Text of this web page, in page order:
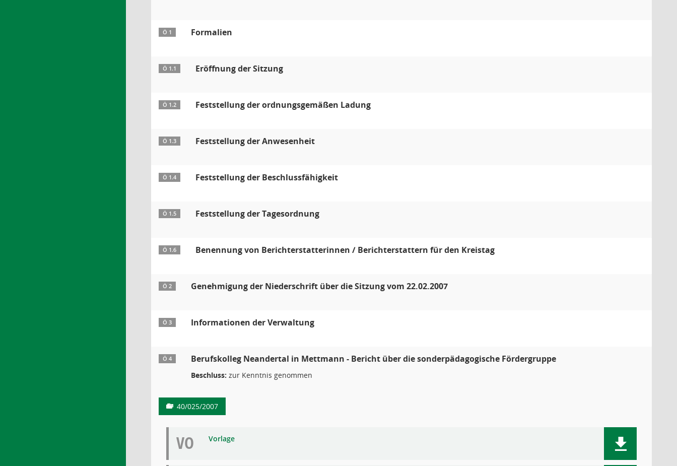
Ö 1 Formalien
Ö 1.1 Eröffnung der Sitzung
Ö 1.2 Feststellung der ordnungsgemäßen Ladung
Ö 1.3 Feststellung der Anwesenheit
Ö 1.4 Feststellung der Beschlussfähigkeit
Ö 1.5 Feststellung der Tagesordnung
Ö 1.6 Benennung von Berichterstatterinnen / Berichterstattern für den Kreistag
Ö 2 Genehmigung der Niederschrift über die Sitzung vom 22.02.2007
Ö 3 Informationen der Verwaltung
Ö 4 Berufskolleg Neandertal in Mettmann - Bericht über die sonderpädagogische Fördergruppe
Beschluss: zur Kenntnis genommen
40/025/2007
VO Vorlage